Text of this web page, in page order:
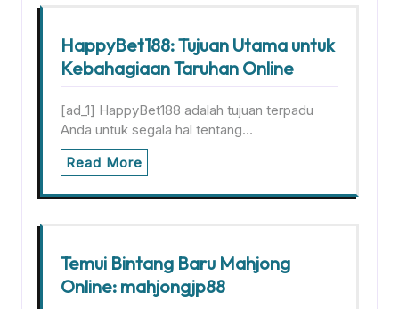
HappyBet188: Tujuan Utama untuk
Kebahagiaan Taruhan Online
[ad_1] HappyBet188 adalah tujuan terpadu
Anda untuk segala hal tentang…
Read More
Temui Bintang Baru Mahjong
Online: mahjongjp88